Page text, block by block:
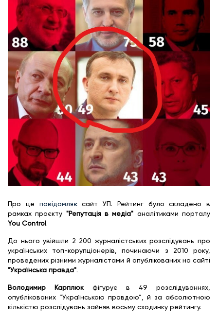
Про це повідомляєсайт УП. Рейтинг було складено в
рамках проєкту "Репутація в медіа" аналітиками порталу
You Control.
До нього увійшли 2 200 журналістських розслідувань про
українських топ-корупціонерів, починаючи з 2010 року,
проведених різними журналістами й опублікованих на сайті
"Українська правда".
Володимир Карплюкфігурує в 49 розслідуваннях,
опублікованих “Українською правдою”, й за абсолютною
кількістю розслідувань зайняв восьму сходинку рейтингу.